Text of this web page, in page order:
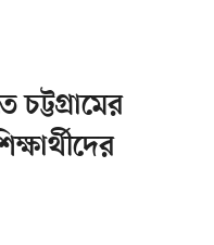
চট্টগ্রামের